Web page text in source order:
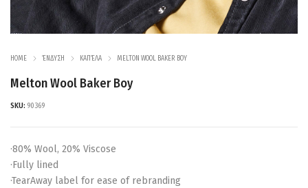
HOME ΈΝΔΥΣΗ ΚΑΠΈΛΑ MELTON WOOL BAKER BOY
Melton Wool Baker Boy
SKU: 90369
·80% Wool, 20% Viscose
·Fully lined
·TearAway label for ease of rebranding